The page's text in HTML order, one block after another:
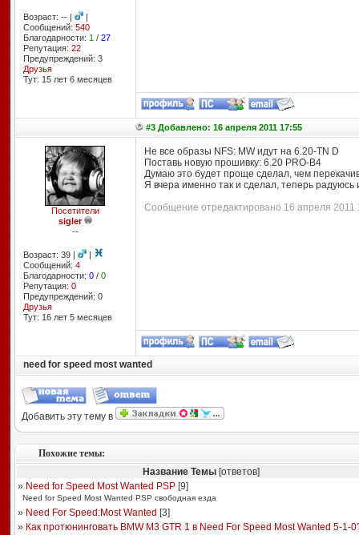
Возраст: -- |
|
Сообщений: 540
Благодарности: 1 / 27
Репутация: 22
Предупреждений: 3
Друзья
Тут: 15 лет 6 месяцев
#3 Добавлено: 16 апреля 2011 17:55
Посетители
sigler
--
Возраст: 39 |
|
Сообщений: 4
Благодарности: 0/ 0
Репутация: 0
Предупреждений: 0
Друзья
Тут: 16 лет 5 месяцев
Не все образы NFS: MW идут на 6.20-TN D
Поставь новую прошивку: 6.20 PRO-B4
Думаю это будет проще сделал, чем
Я вчера именно так и сделал, теперь радуюсь
Сообщение отредактировано 16 апреля 2011
need for speed most wanted
Добавить эту тему в
Похожие темы:
Название Темы[ответов]
» Need for Speed Most Wanted PSP[9]
Need for Speed Most Wanted PSP свободная езда
» Need For Speed:Most Wanted [3]
» Как протюнинговать BMW M3 GTR 1 в Need For Speed Most Wanted 5-1-